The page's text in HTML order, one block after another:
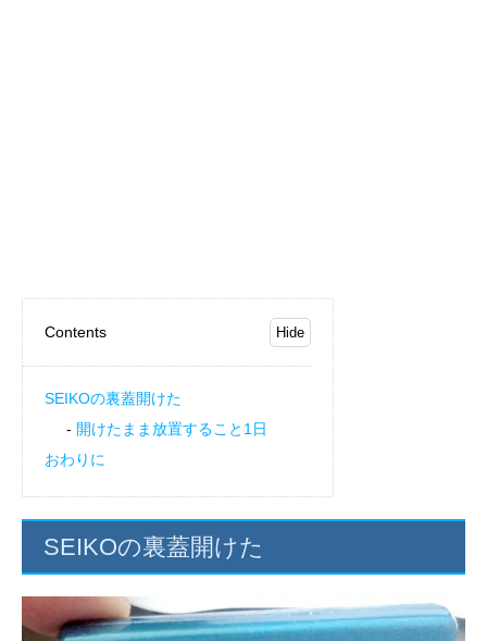
Contents
SEIKOの裏蓋開けた
開けたまま放置すること1日
おわりに
SEIKOの裏蓋開けた